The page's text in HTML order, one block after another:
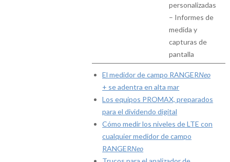
personalizadas
– Informes de
medida y
capturas de
pantalla
El medidor de campo RANGERNeo
+ se adentra en alta mar
Los equipos PROMAX, preparados
para el dividendo digital
Cómo medir los niveles de LTE con
cualquier medidor de campo
RANGERNeo